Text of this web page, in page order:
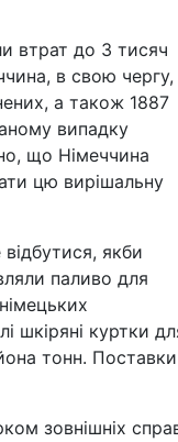
втрат до 3 тисяч
в свою чергу,
а також 1887
випадку
що Німеччина
цю вирішальну
якби
паливо для
шкіряні куртки
тонн. Поставки
зовнішніх